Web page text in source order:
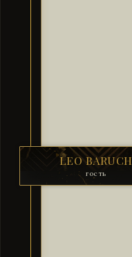
LEO BARUCH
гость